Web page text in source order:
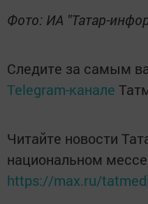
Фото: ИА "Татар-
Следите за самым
Telegram-канале
Читайте новости
национальном
https://max.ru/